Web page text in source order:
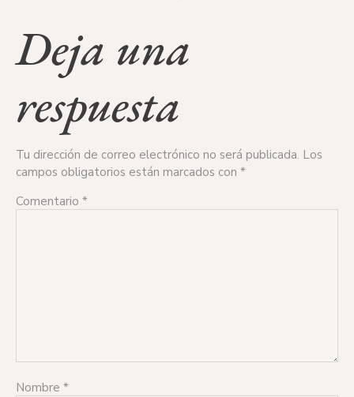
Deja una
respuesta
Tu dirección de correo electrónico no será publicada. Los
campos obligatorios están marcados con *
Comentario *
Nombre *